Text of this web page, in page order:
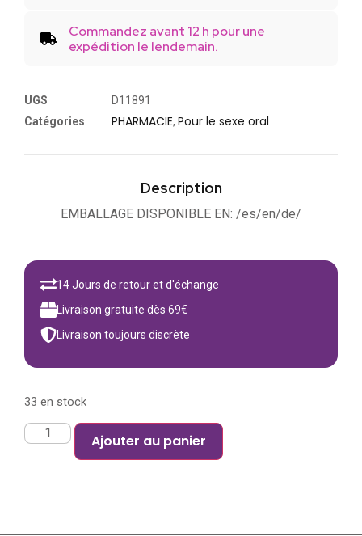
Commandez avant 12 h pour une
expédition le lendemain.
UGS
D11891
Catégories
PHARMACIE, Pour le sexe oral
Description
EMBALLAGE DISPONIBLE EN: /es/en/de/
14 Jours de retour et d'échange
Livraison gratuite dès 69€
Livraison toujours discrète
33 en stock
Ajouter au panier